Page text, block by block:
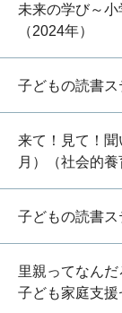
未来の学び～
（2024年）
子どもの読書ス
来て！見て！
月）（社会的養
子どもの読書ス
里親ってなん
子ども家庭支援